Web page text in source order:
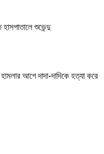
শুভেন্দু
আগে দাদা-দাদিকে হত্যা করে